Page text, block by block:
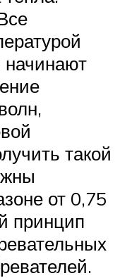
такой
от 0,75
принцип